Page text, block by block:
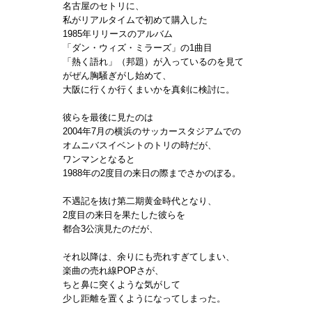
名古屋のセトリに、
私がリアルタイムで初めて購入した
1985年リリースのアルバム
「ダン・ウィズ・ミラーズ」の1曲目
「熱く語れ」（邦題）が入っているのを見て
がぜん胸騒ぎがし始めて、
大阪に行くか行くまいかを真剣に検討に。
彼らを最後に見たのは
2004年7月の横浜のサッカースタジアムでの
オムニバスイベントのトリの時だが、
ワンマンとなると
1988年の2度目の来日の際までさかのぼる。
不遇記を抜け第二期黄金時代となり、
2度目の来日を果たした彼らを
都合3公演見たのだが、
それ以降は、余りにも売れすぎてしまい、
楽曲の売れ線POPさが、
ちと鼻に突くような気がして
少し距離を置くようになってしまった。